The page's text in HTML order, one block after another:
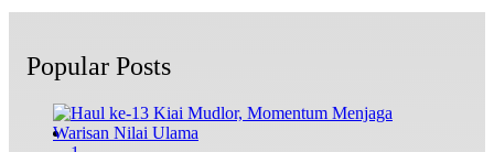
Popular Posts